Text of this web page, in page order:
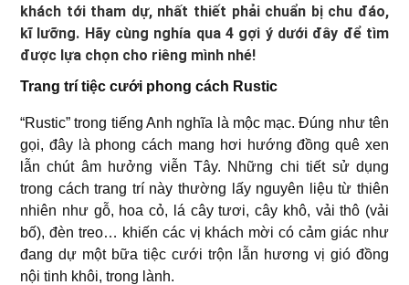
khách tới tham dự, nhất thiết phải chuẩn bị chu đáo,
kĩ lưỡng. Hãy cùng nghía qua 4 gợi ý dưới đây để tìm
được lựa chọn cho riêng mình nhé!
Trang trí tiệc cưới phong cách Rustic
“Rustic” trong tiếng Anh nghĩa là mộc mạc. Đúng như tên
gọi, đây là phong cách mang hơi hướng đồng quê xen
lẫn chút âm hưởng viễn Tây. Những chi tiết sử dụng
trong cách trang trí này thường lấy nguyên liệu từ thiên
nhiên như gỗ, hoa cỏ, lá cây tươi, cây khô, vải thô (vải
bố), đèn treo… khiến các vị khách mời có cảm giác như
đang dự một bữa tiệc cưới trộn lẫn hương vị gió đồng
nội tinh khôi, trong lành.